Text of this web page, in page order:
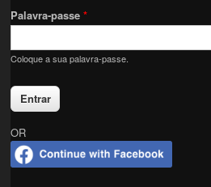
Palavra-passe*
Coloque a sua palavra-passe.
OR